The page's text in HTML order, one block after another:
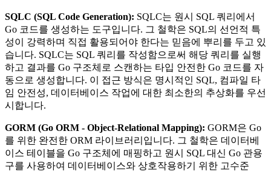
SQLC (SQL Code Generation): SQLC는 원시 SQL 쿼리에서
Go 코드를 생성하는 도구입니다. 그 철학은 SQL의 선언적 특
성이 강력하며 직접 활용되어야 한다는 믿음에 뿌리를 두고 있
습니다. SQLC는 SQL 쿼리를 작성함으로써 해당 쿼리를 실행
하고 결과를 Go 구조체로 스캔하는 타입 안전한 Go 코드를 자
동으로 생성합니다. 이 접근 방식은 명시적인 SQL, 컴파일 타
임 안전성, 데이터베이스 작업에 대한 최소한의 추상화를 우선
시합니다.
GORM (Go ORM - Object-Relational Mapping): GORM은 Go
를 위한 완전한 ORM 라이브러리입니다. 그 철학은 데이터베
이스 테이블을 Go 구조체에 매핑하고 원시 SQL 대신 Go 관용
구를 사용하여 데이터베이스와 상호작용하기 위한 고수준